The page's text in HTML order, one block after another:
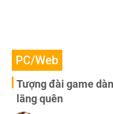
PC/Web
Tượng đài game
lãng quên